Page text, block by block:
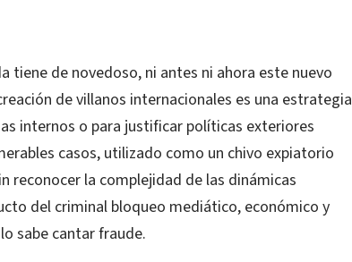
tiene de novedoso, ni antes ni ahora este nuevo
de villanos internacionales es una estrategia
internos o para justificar políticas exteriores
casos, utilizado como un chivo expiatorio
reconocer la complejidad de las dinámicas
del criminal bloqueo mediático, económico y
sabe cantar fraude.